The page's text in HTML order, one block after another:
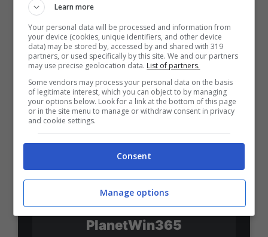
SNAI
Bonus Benvenuto Sport: fino a 1.000€
50% sul deposito fino a 50€
1000€
VERIFICA
Mostra Informazioni
PlanetWin365
Learn more
Your personal data will be processed and information from
your device (cookies, unique identifiers, and other device
data) may be stored by, accessed by and shared with 319
partners, or used specifically by this site. We and our partners
may use precise geolocation data. List of partners.
Some vendors may process your personal data on the basis
of legitimate interest, which you can object to by managing
your options below. Look for a link at the bottom of this page
or in the site menu to manage or withdraw consent in privacy
and cookie settings.
Consent
Manage options